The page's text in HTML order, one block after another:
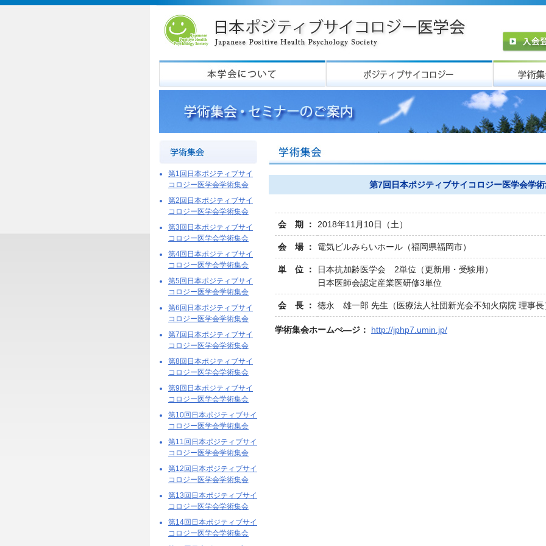
第1回日本ポジティブサイ
コロジー医学会学術集会
第2回日本ポジティブサイ
コロジー医学会学術集会
第3回日本ポジティブサイ
コロジー医学会学術集会
第4回日本ポジティブサイ
コロジー医学会学術集会
第5回日本ポジティブサイ
コロジー医学会学術集会
第6回日本ポジティブサイ
コロジー医学会学術集会
第7回日本ポジティブサイ
コロジー医学会学術集会
第8回日本ポジティブサイ
コロジー医学会学術集会
第9回日本ポジティブサイ
コロジー医学会学術集会
第10回日本ポジティブサイ
コロジー医学会学術集会
第11回日本ポジティブサイ
コロジー医学会学術集会
第12回日本ポジティブサイ
コロジー医学会学術集会
第13回日本ポジティブサイ
コロジー医学会学術集会
第14回日本ポジティブサイ
コロジー医学会学術集会
第7回日本ポジティブサイコロジー医学会学
会 期 ： 2018年11月10日（土）
会 場 ： 電気ビルみらいホール（福岡県福岡市）
単 位 ：
日本抗加齢医学会 2単位（更新用・受験用）
日本医師会認定産業医研修3単位
会 長 ： 徳永 雄一郎 先生（医療法人社団新光会不知火病院 理事長
学術集会ホームぺ―ジ： http://jphp7.umin.jp/